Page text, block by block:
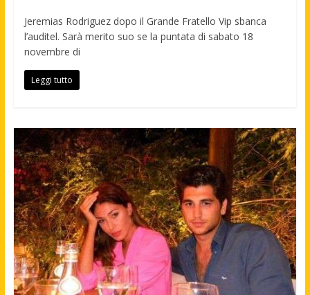
Jeremias Rodriguez dopo il Grande Fratello Vip sbanca
l’auditel. Sarà merito suo se la puntata di sabato 18
novembre di
Leggi tutto